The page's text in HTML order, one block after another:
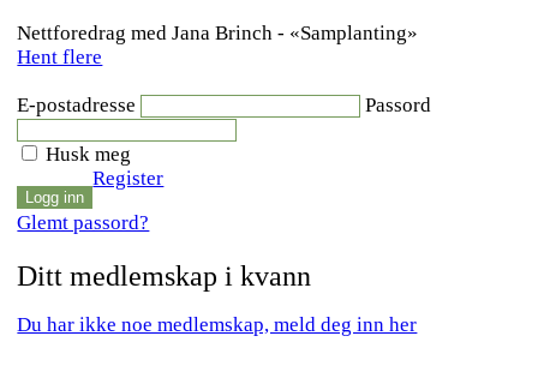
Nettforedrag med Jana Brinch - «Samplanting»
Hent flere
E-postadresse Passord
Husk meg
Register
Glemt passord?
Ditt medlemskap i kvann
Du har ikke noe medlemskap, meld deg inn her